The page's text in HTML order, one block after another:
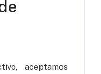
aceptamos